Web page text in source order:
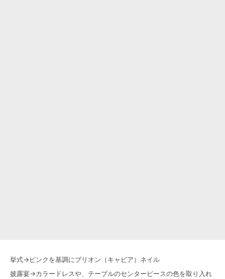
挙式→ピンクを基調にブリオン（キャビア）ネイル
披露宴→カラードレスや、テーブルのセンターピースの色を取り入れ